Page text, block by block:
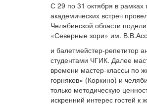
С 29 по 31 октября в
академических встреч
Челябинской области
«Северные зори» им.
и балетмейстер-репетитор
студентами ЧГИК. Далее
времени мастер-классы по
горняков» (Коркино) и
только методическую
искренний интерес гостей к